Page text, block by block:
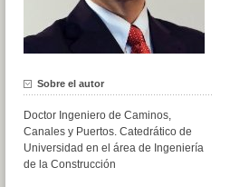
Sobre el autor
Doctor Ingeniero de Caminos,
Canales y Puertos. Catedrático de
Universidad en el área de Ingeniería
de la Construcción